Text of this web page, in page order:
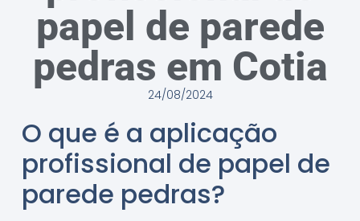
papel de parede
pedras em Cotia
24/08/2024
O que é a aplicação
profissional de papel de
parede pedras?